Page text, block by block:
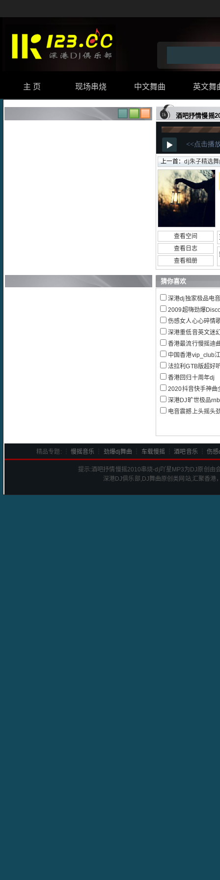
主 页 现场串烧 中文舞曲 英文舞
酒吧抒情慢摇
上一首：dj朱子精选
查看空间
查看日志
查看相册
猜你喜欢
深港dj独家极品电音超
2009超嗨劲爆Disco
伤感女人心心碎情歌精选全女
深港重低音英文迷幻旋律
香港最流行慢摇迪
中国香港vip_club
法拉利GTB版超好
香港回归十周年dj
2020抖音快手神曲全中
深港DJ旷世极品
电音震撼上头摇头劲爽电
精品专题: ┆ 慢摇音乐 劲爆dj舞曲 车载慢摇 ┆酒吧音乐┆伤感
提示:酒吧抒情慢摇2010串烧-dj吖星 MP3为DJ原创由
深港DJ俱乐部,DJ舞曲原创类网站,汇聚香港